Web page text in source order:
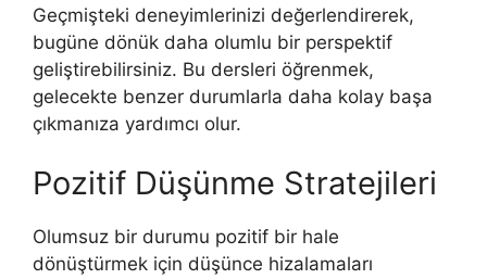
Geçmişteki deneyimlerinizi değerlendirerek,
bugüne dönük daha olumlu bir perspektif
geliştirebilirsiniz. Bu dersleri öğrenmek,
gelecekte benzer durumlarla daha kolay başa
çıkmanıza yardımcı olur.
Pozitif Düşünme Stratejileri
Olumsuz bir durumu pozitif bir hale
dönüştürmek için düşünce hizalamaları